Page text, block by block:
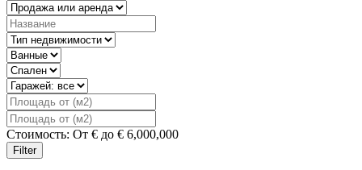
Стоимость: От € до € 6,000,000
Filter